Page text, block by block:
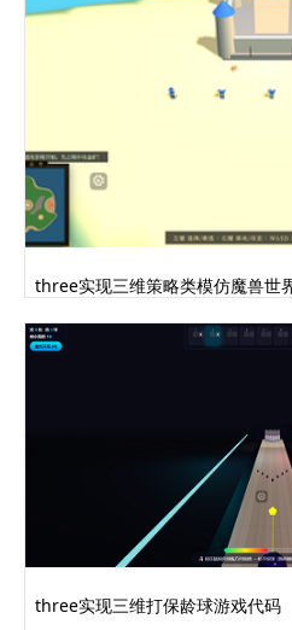
three实现三维策略类模仿魔兽世
three实现三维打保龄球游戏代码